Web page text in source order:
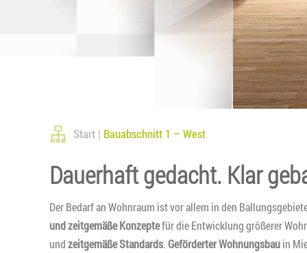
Start Bauabschnitt 1 – West
Dauerhaft gedacht. Klar
Der Bedarf an Wohnraum ist vor allem in den
und zeitgemäße Konzeptefür die Entwicklung größerer
undzeitgemäße Standards.Geförderter Wohnungsbauin